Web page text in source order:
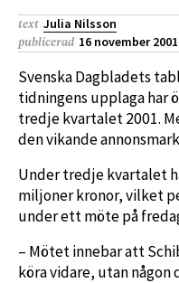
text Julia Nilsson
publicerad 16 november 2001
Svenska Dagbladets
tidningens upplaga har
tredje kvartalet 2001.
den vikande
Under tredje kvartalet
miljoner kronor, vilket
under ett möte på
– Mötet innebar att
köra vidare, utan